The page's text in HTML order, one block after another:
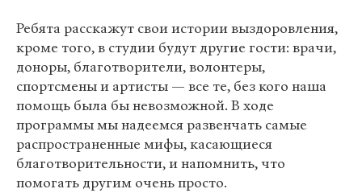
Ребята расскажут свои истории выздоровления,
кроме того, в студии будут другие гости: врачи,
доноры, благотворители, волонтеры,
спортсмены и артисты — все те, без кого наша
помощь была бы невозможной. В ходе
программы мы надеемся развенчать самые
распространенные мифы, касающиеся
благотворительности, и напомнить, что
помогать другим очень просто.